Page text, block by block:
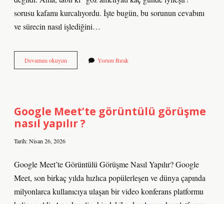
sorusu kafamı kurcalıyordu. İşte bugün, bu sorunun cevabını
ve sürecin nasıl işlediğini…
Devamını okuyun
ameliyatı
Yorum Bırak
Google Meet’te görüntülü görüşme
nasıl yapılır ?
Tarih: Nisan 26, 2026
Google Meet’te Görüntülü Görüşme Nasıl Yapılır? Google
Meet, son birkaç yılda hızlıca popülerleşen ve dünya çapında
milyonlarca kullanıcıya ulaşan bir video konferans platformu